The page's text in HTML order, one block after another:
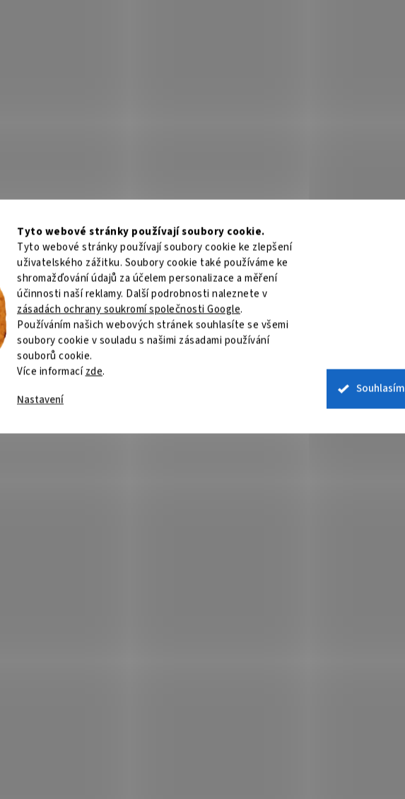
Tyto webové stránky používají soubory cookie.
Tyto webové stránky používají soubory cookie ke zlepšení
uživatelského zážitku. Soubory cookie také používáme ke
shromažďování údajů za účelem personalizace a měření
účinnosti naší reklamy. Další podrobnosti naleznete v
zásadách ochrany soukromí společnosti Google.
Používáním našich webových stránek souhlasíte se všemi
soubory cookie v souladu s našimi zásadami používání
souborů cookie.
Více informacízde.
Nastavení
Souhlasím